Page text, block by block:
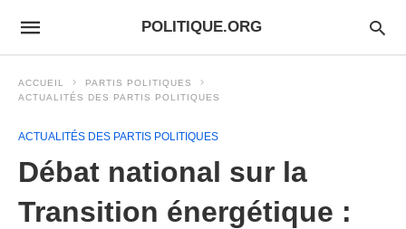
POLITIQUE.ORG
ACCUEIL
PARTIS POLITIQUES
ACTUALITÉS DES PARTIS POLITIQUES
ACTUALITÉS DES PARTIS POLITIQUES
Débat national sur la
Transition énergétique :